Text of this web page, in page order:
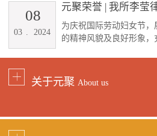
元聚荣誉 | 我所李莹
为庆祝国际劳动妇女节
的精神风貌及良好形象，
03 2024
08
关于元聚 About us